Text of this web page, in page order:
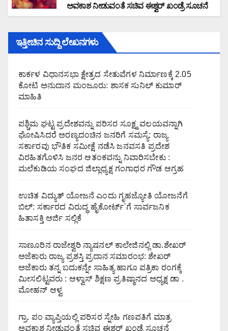
ಅವಕಾಶ ನೀಡುವಂತೆ ಸಚಿವ ಈಶ್ವರ್ ಖಂಡ್ರೆ ಸೂಚನೆ
ಇತ್ತೀಚಿನ ಸುದ್ದಿ ಲೇಖನಗಳು
ಕಾರ್ಕಳ ವಿಧಾನಸಭಾ ಕ್ಷೇತ್ರದ ಸೇತುವೆಗಳ ನಿರ್ಮಾಣಕ್ಕೆ 2.05
ಕೋಟಿ ಅನುದಾನ ಮಂಜೂರು: ಶಾಸಕ ಸುನಿಲ್ ಕುಮಾರ್
ಮಾಹಿತಿ
ಪಶ್ಚಿಮ ಘಟ್ಟ ಪ್ರದೇಶವನ್ನು ಪರಿಸರ ಸೂಕ್ಷ್ಮ ವಲಯವನ್ನಾಗಿ
ಘೋಷಿಸಿದರೆ ಅರಣ್ಯದಂಚಿನ ಜನರಿಗೆ ಸಮಸ್ಯೆ: ರಾಜ್ಯ
ಸರ್ಕಾರವು ಭೌತಿಕ ಸಮೀಕ್ಷೆ ನಡೆಸಿ ಜನವಸತಿ ಪ್ರದೇಶ
ವಿರಹಿತಗೊಳಿಸಿ ಜನರ ಆತಂಕವನ್ನು ನಿವಾರಿಸಬೇಕು :
ಮಲೆಕುಡಿಯ ಸಂಘದ ಜಿಲ್ಲಾಧ್ಯಕ್ಷ ಗಂಗಾಧರ ಗೌಡ ಆಗ್ರಹ
ಉಚಿತ ವಿದ್ಯುತ್ ಯೋಜನೆ ಎಂದು ಗೃಹಜ್ಯೋತಿ ಯೋಜನೆಗೆ
ಬಿಲ್: ಸರ್ಕಾರದ ವಿರುದ್ಧ ಹೈಕೋರ್ಟ್`ಗೆ ಸಾರ್ವಜನಿಕ
ಹಿತಾಸಕ್ತಿ ಅರ್ಜಿ ಸಲ್ಲಿಕೆ
ಸಾಣೂರಿನ ರಾಜೇಶ್ವರಿ ನ್ಯಾಷನಲ್ ಕಾಲೇಜಿನಲ್ಲಿ ಡಾ.ಶೇಖರ್
ಅಜೆಕಾರು ರಾಜ್ಯ ಪ್ರಶಸ್ತಿ ಪ್ರದಾನ ಸಮಾರಂಭ: ಶೇಖರ್
ಅಜೆಕಾರು ತನ್ನ ಬದುಕನ್ನೇ ಸಾಹಿತ್ಯ ಹಾಗೂ ಪತ್ರಿಕಾ ರಂಗಕ್ಕೆ
ಮೀಸಲಿಟ್ಟವರು : ಆಳ್ವಾಸ್ ಶಿಕ್ಷಣ ಪ್ರತಿಷ್ಠಾನದ ಅಧ್ಯಕ್ಷ ಡಾ .
ಮೋಹನ್ ಆಳ್ವ
ಗ್ರಾ. ಪಂ ವ್ಯಾಪ್ತಿಯಲ್ಲಿ ಪರಿಸರ ಸ್ನೇಹಿ ಗಣಪತಿಗೆ ಮಾತ್ರ
ಅವಕಾಶ ನೀಡುವಂತೆ ಸಚಿವ ಈಶ್ವರ್ ಖಂಡ್ರೆ ಸೂಚನೆ